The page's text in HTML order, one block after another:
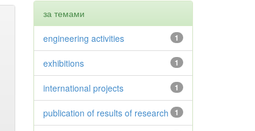
за темами
1
engineering activities
1
exhibitions
1
international projects
1
publication of results of research